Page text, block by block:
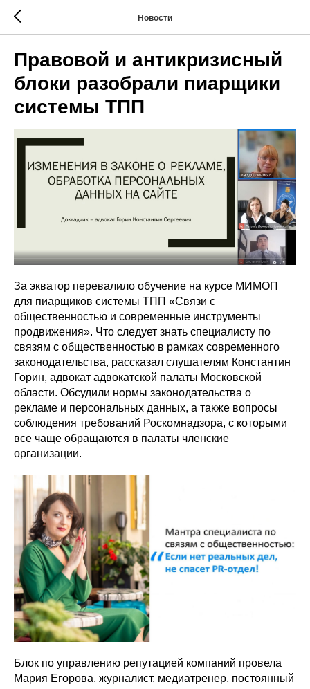
Новости
Правовой и антикризисный
блоки разобрали пиарщики
системы ТПП
За экватор перевалило обучение на курсе МИМОП
для пиарщиков системы ТПП «Связи с
общественностью и современные инструменты
продвижения». Что следует знать специалисту по
связям с общественностью в рамках современного
законодательства, рассказал слушателям Константин
Горин, адвокат адвокатской палаты Московской
области. Обсудили нормы законодательства о
рекламе и персональных данных, а также вопросы
соблюдения требований Роскомнадзора, с которыми
все чаще обращаются в палаты членские
организации.
Блок по управлению репутацией компаний провела
Мария Егорова, журналист, медиатренер, постоянный